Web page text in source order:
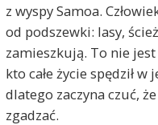
z wyspy Samoa.
od podszewki: lasy,
zamieszkują. To nie
kto całe życie spędził
dlatego zaczyna czuć,
zgadzać.